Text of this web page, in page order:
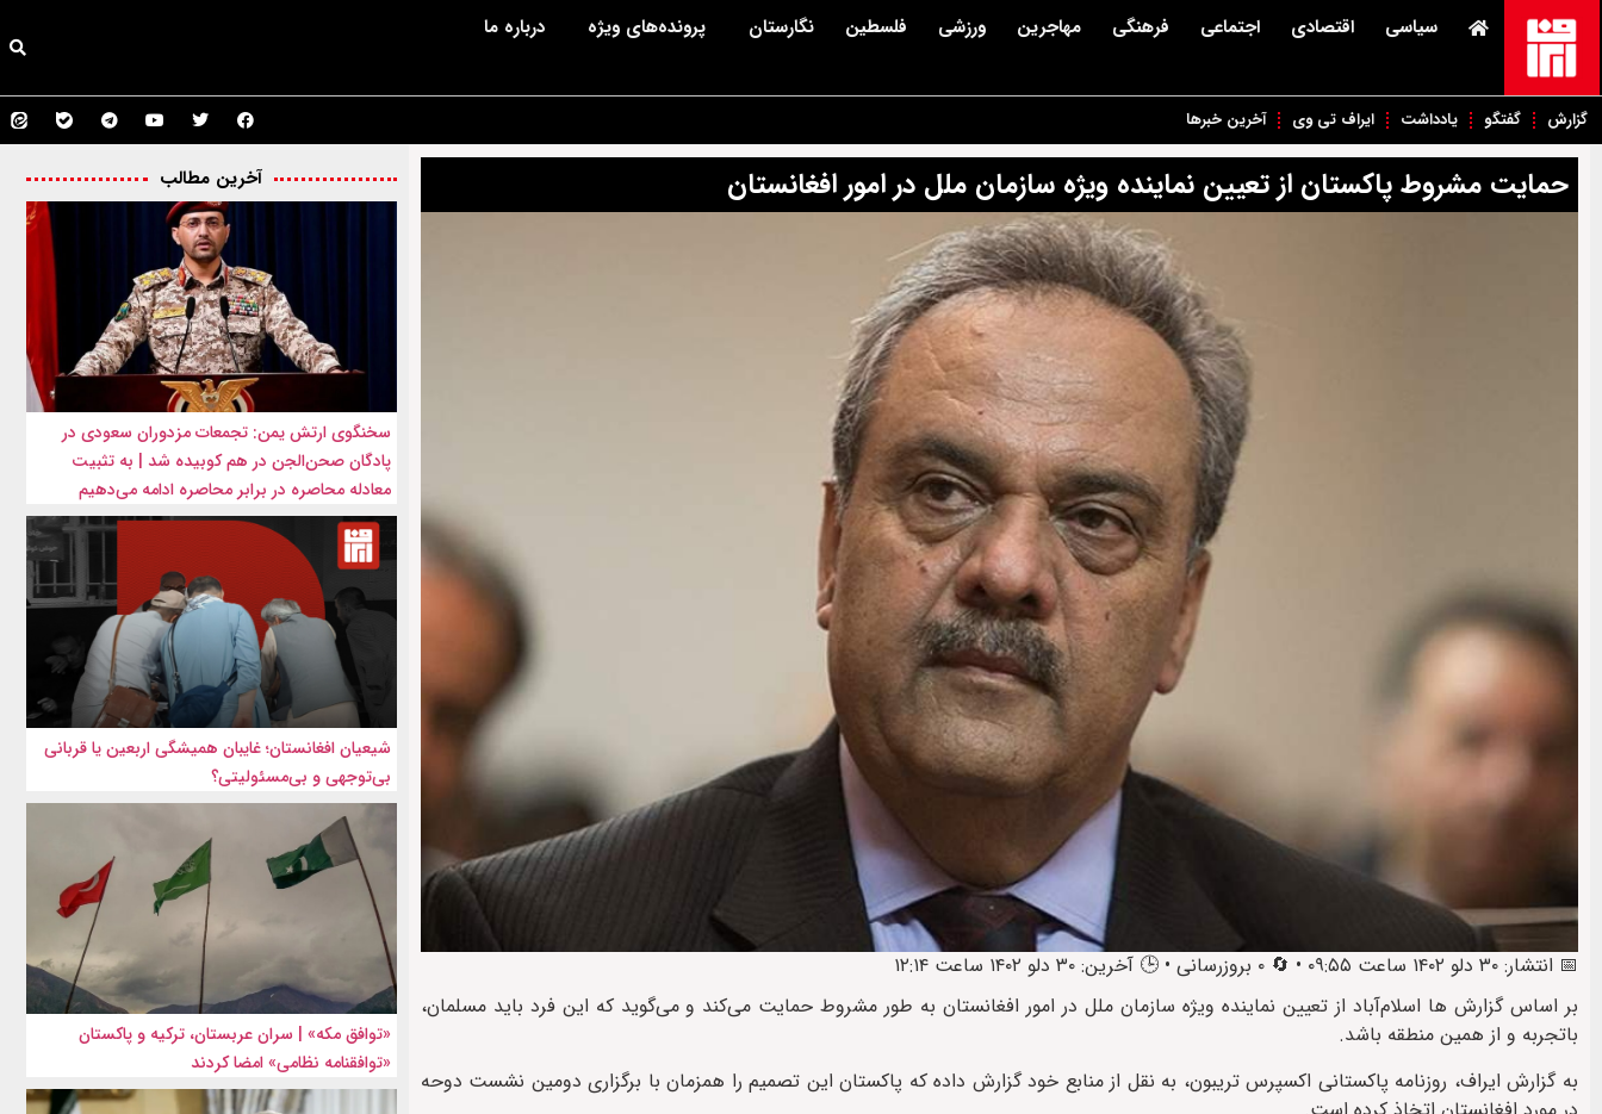
سیاسی اقتصادی اجتماعی فرهنگی مهاجرین ورزشی فلسطین نگارستان پرونده‌های ویژه درباره ما
گزارش گفتگو یادداشت ایراف تی وی آخرین خبرها
حمایت مشروط پاکستان از تعیین نماینده ویژه سازمان ملل در امور افغانستان
📅 انتشار: ۳۰ دلو ۱۴۰۲ ساعت ۰۹:۵۵ • 🔄 ۰ بروزرسانی • 🕒 آخرین: ۳۰ دلو ۱۴۰۲ ساعت ۱۲:۱۴
بر اساس گزارش ها اسلام‌آباد از تعیین نماینده ویژه سازمان ملل در امور افغانستان به طور مشروط حمایت می‌کند و می‌گوید که این فرد باید مسلمان،
باتجربه و از همین منطقه باشد.
به گزارش ایراف، روزنامه پاکستانی اکسپرس تریبون، به نقل از منابع خود گزارش داده که پاکستان این تصمیم را همزمان با برگزاری دومین نشست دوحه
آخرین مطالب
سخنگوی ارتش یمن: تجمعات مزدوران سعودی در
پادگان صحن‌الجن در هم کوبیده شد | به تثبیت
معادله محاصره در برابر محاصره ادامه می‌دهیم
شیعیان افغانستان؛ غایبان همیشگی اربعین یا قربانی
بی‌توجهی و بی‌مسئولیتی؟
«توافق مکه» | سران عربستان، ترکیه و پاکستان
«توافقنامه نظامی» امضا کردند